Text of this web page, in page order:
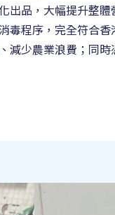
出品，大幅提升整體
程序，完全符合
少農業浪費；同